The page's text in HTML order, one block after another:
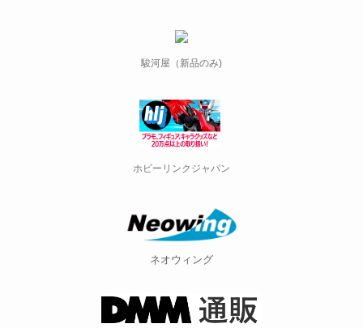
駿河屋（新品のみ)
ホビーリンクジャパン
ネオウィング